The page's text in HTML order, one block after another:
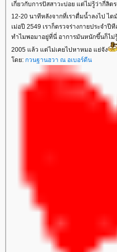
เกี่ยวกับการปัสสาวะบ่อย แต่ไม่รู้ว่ากี่ลิ
12-20 นาทีหลังจากที่เราดื่มน้ำลงไป ไ
เม่อปี 2549 เราก็ตรวจร่างกายประจำ
ทำไมพอมาอยู่ที่นี่ อาการมันหนักขึ้นก็ไม่
2005 แล้ว แต่ไม่เคยไปหาหมอ แย่จัง
ดย: กวนฐานฮวา ณ อเบอร์ดีน